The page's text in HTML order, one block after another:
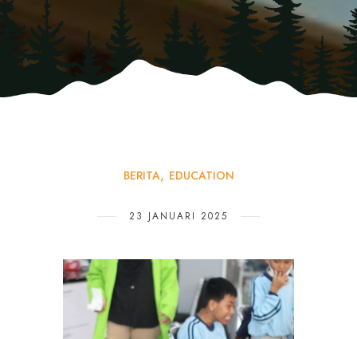
BERITA EDUCATION
23 JANUARI 2025